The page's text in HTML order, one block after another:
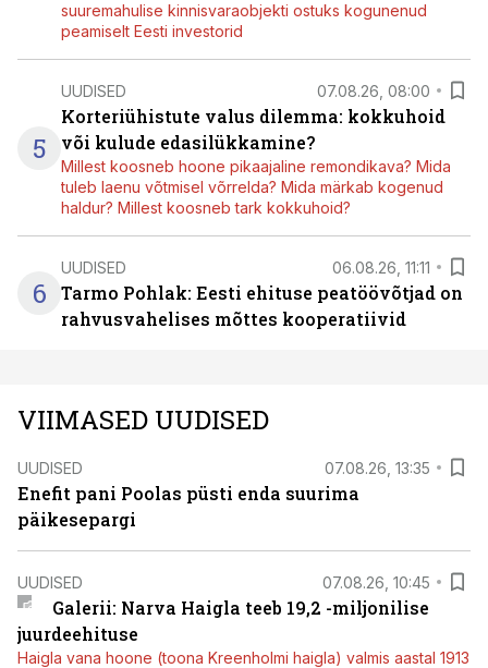
suuremahulise kinnisvaraobjekti ostuks kogunenud
peamiselt Eesti investorid
5
UUDISED 07.08.26, 08:00
Korteriühistute valus dilemma: kokkuhoid
või kulude edasilükkamine?
Millest koosneb hoone pikaajaline remondikava? Mida
tuleb laenu võtmisel võrrelda? Mida märkab kogenud
haldur? Millest koosneb tark kokkuhoid?
6
UUDISED 06.08.26, 11:11
Tarmo Pohlak: Eesti ehituse peatöövõtjad on
rahvusvahelises mõttes kooperatiivid
VIIMASED UUDISED
UUDISED 07.08.26, 13:35
Enefit pani Poolas püsti enda suurima
päikesepargi
UUDISED 07.08.26, 10:45
Galerii: Narva Haigla teeb 19,2 -miljonilise
juurdeehituse
Haigla vana hoone (toona Kreenholmi haigla) valmis aastal 1913